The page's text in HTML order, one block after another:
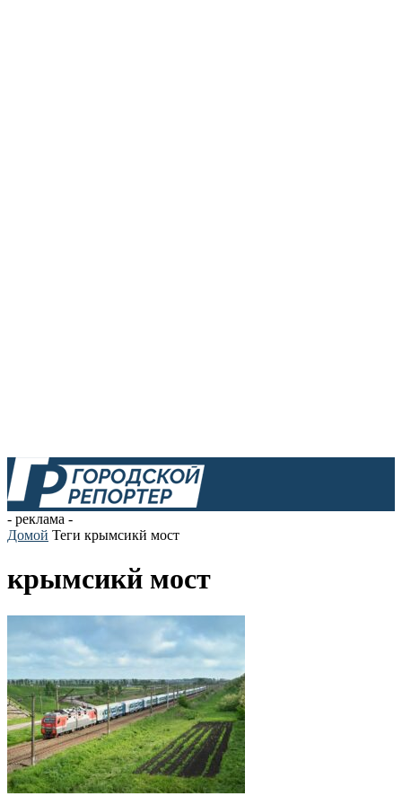
- реклама -
Домой Теги крымсикй мост
крымсикй мост